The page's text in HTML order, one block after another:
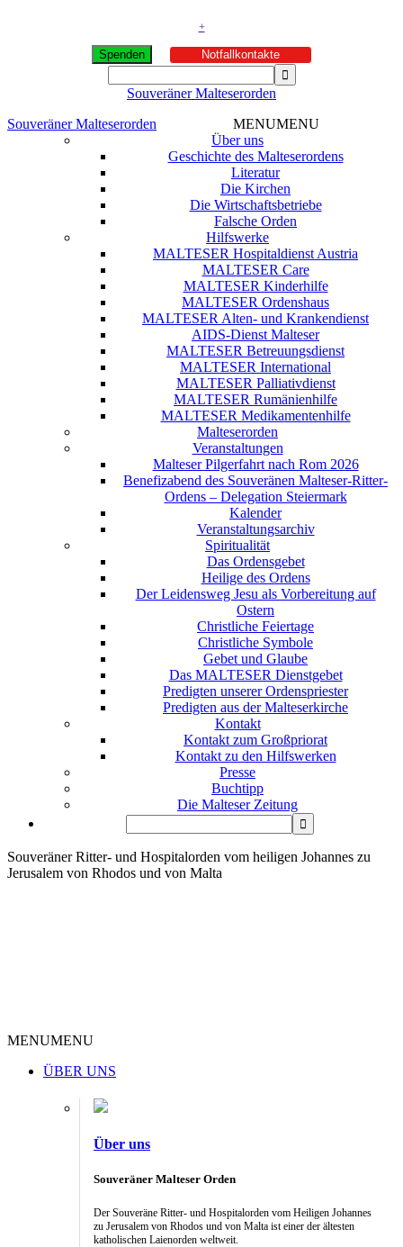
+
Spenden Notfallkontakte
Souveräner Malteserorden
Souveräner Malteserorden
MENUMENU
Über uns
Geschichte des Malteserordens
Literatur
Die Kirchen
Die Wirtschaftsbetriebe
Falsche Orden
Hilfswerke
MALTESER Hospitaldienst Austria
MALTESER Care
MALTESER Kinderhilfe
MALTESER Ordenshaus
MALTESER Alten- und Krankendienst
AIDS-Dienst Malteser
MALTESER Betreuungsdienst
MALTESER International
MALTESER Palliativdienst
MALTESER Rumänienhilfe
MALTESER Medikamentenhilfe
Malteserorden
Veranstaltungen
Malteser Pilgerfahrt nach Rom 2026
Benefizabend des Souveränen Malteser-Ritter-
Ordens – Delegation Steiermark
Kalender
Veranstaltungsarchiv
Spiritualität
Das Ordensgebet
Heilige des Ordens
Der Leidensweg Jesu als Vorbereitung auf
Ostern
Christliche Feiertage
Christliche Symbole
Gebet und Glaube
Das MALTESER Dienstgebet
Predigten unserer Ordenspriester
Predigten aus der Malteserkirche
Kontakt
Kontakt zum Großpriorat
Kontakt zu den Hilfswerken
Presse
Buchtipp
Die Malteser Zeitung
Souveräner Ritter- und Hospitalorden vom heiligen Johannes zu
Jerusalem von Rhodos und von Malta
MENUMENU
ÜBER UNS
Über uns
Souveräner Malteser Orden
Der Souveräne Ritter- und Hospitalorden vom Heiligen Johannes
zu Jerusalem von Rhodos und von Malta ist einer der ältesten
katholischen Laienorden weltweit.